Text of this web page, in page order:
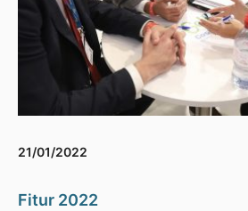
21/01/2022
Fitur 2022